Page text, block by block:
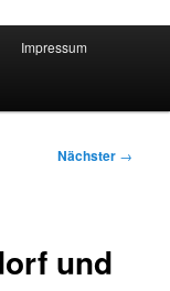
Impressum
Nächster →
und